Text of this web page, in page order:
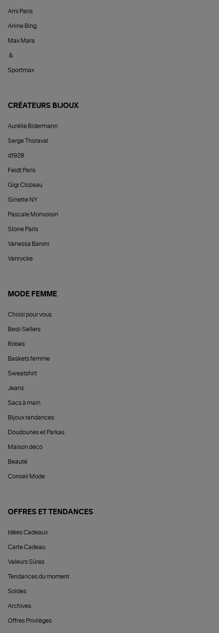
Ami Paris
Anine Bing
Max Mara
&
Sportmax
CRÉATEURS BIJOUX
Aurélie Bidermann
Serge Thoraval
d1928
Feidt Paris
Gigi Clozeau
Ginette NY
Pascale Monvoisin
Stone Paris
Vanessa Baroni
Vanrycke
MODE FEMME
Choisi pour vous
Best-Sellers
Robes
Baskets femme
Sweatshirt
Jeans
Sacs à main
Bijoux tendances
Doudounes et Parkas
Maison déco
Beauté
Conseil Mode
OFFRES ET TENDANCES
Idées Cadeaux
Carte Cadeau
Valeurs Sûres
Tendances du moment
Soldes
Archives
Offres Privilèges